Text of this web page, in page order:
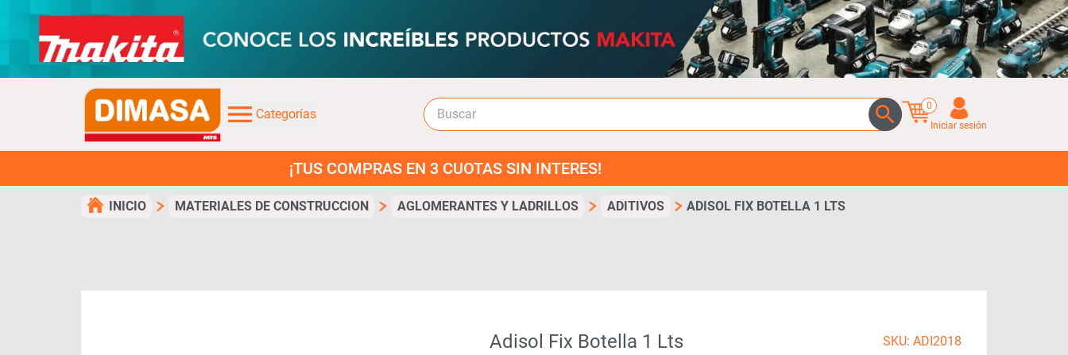
Categorías
0
Iniciar sesión
¡TUS COMPRAS EN 3 CUOTAS SIN INTERES!
INICIO MATERIALES DE CONSTRUCCION AGLOMERANTES Y LADRILLOS ADITIVOS ADISOL FIX BOTELLA 1 LTS
Adisol Fix Botella 1 Lts SKU: ADI2018